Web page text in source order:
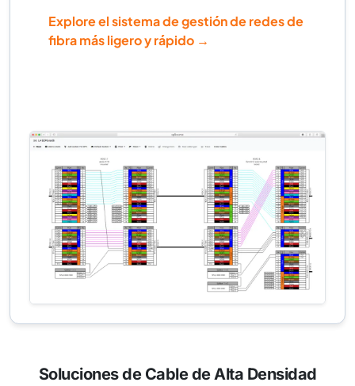
Explore el sistema de gestión de redes de
fibra más ligero y rápido →
Soluciones de Cable de Alta Densidad